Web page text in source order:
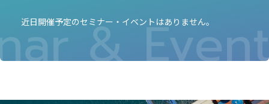
近日開催予定のセミナー・イベントはありません。
&